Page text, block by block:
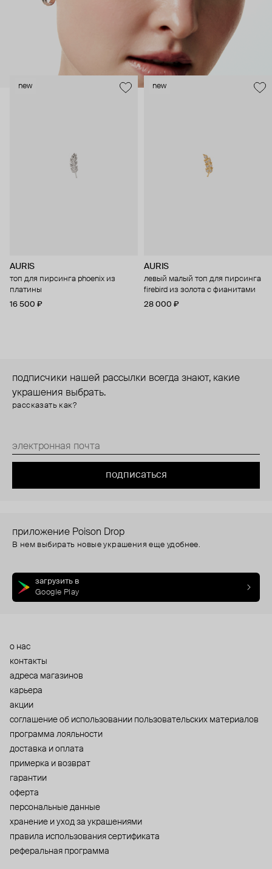
new
AURIS
топ для пирсинга phoenix из
платины
16 500 ₽
new
AURIS
левый малый топ для пирсинга
firebird из золота с фианитами
28 000 ₽
подписчики нашей рассылки всегда знают, какие
украшения выбрать.
рассказать как?
подписаться
приложение Poison Drop
В нем выбирать новые украшения еще удобнее.
загрузить в
Google Play
о нас
контакты
адреса магазинов
карьера
акции
cоглашение об использовании пользовательских материалов
программа лояльности
доставка и оплата
примерка и возврат
гарантии
оферта
персональные данные
хранение и уход за украшениями
правила использования сертификата
реферальная программа